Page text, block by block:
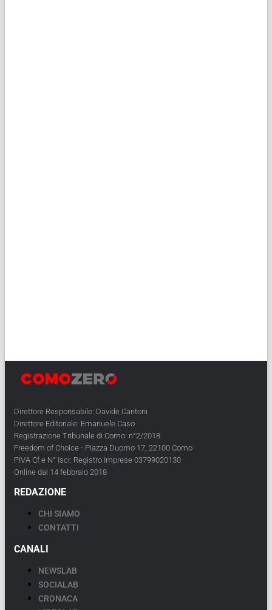
Direttore Responsabile: Davide Cantoni
Direttore Editoriale: Emanuele Caso
Registrazione Tribunale di Como: n°2/2018
Freedom of Choice - Piazza Duomo 17, 22100 Como
PIVA Cf e N° Iscr. Registro Imprese 03799020130
Online dal 14 febbraio 2018
REDAZIONE
CHI SIAMO
CONTATTI
CANALI
NEWSLAB
SOCIALAB
CRONACA